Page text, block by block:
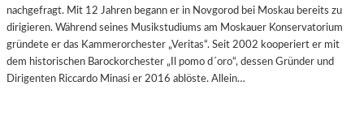
nachgefragt. Mit 12 Jahren begann er in Novgorod bei Moskau bereits zu
dirigieren. Während seines Musikstudiums am Moskauer Konservatorium
gründete er das Kammerorchester „Veritas“. Seit 2002 kooperiert er mit
dem historischen Barockorchester „Il pomo d´oro“, dessen Gründer und
Dirigenten Riccardo Minasi er 2016 ablöste. Allein…